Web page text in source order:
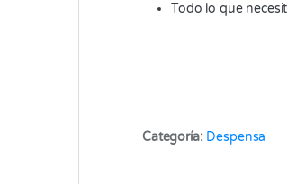
Todo lo que
Categoría: Despensa